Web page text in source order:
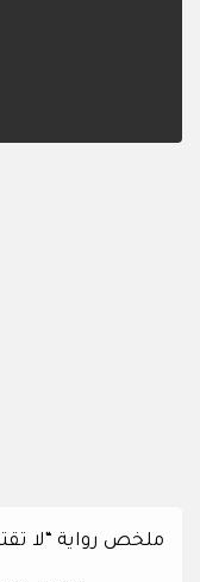
ملخص رواية “لا